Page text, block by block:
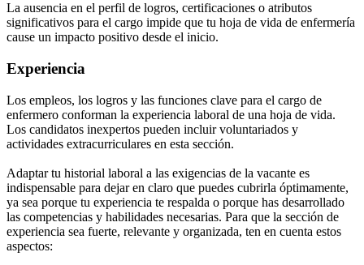
La ausencia en el perfil de logros, certificaciones o atributos
significativos para el cargo impide que tu hoja de vida de enfermería
cause un impacto positivo desde el inicio.
Experiencia
Los empleos, los logros y las funciones clave para el cargo de
enfermero conforman la experiencia laboral de una hoja de vida.
Los candidatos inexpertos pueden incluir voluntariados y
actividades extracurriculares en esta sección.
Adaptar tu historial laboral a las exigencias de la vacante es
indispensable para dejar en claro que puedes cubrirla óptimamente,
ya sea porque tu experiencia te respalda o porque has desarrollado
las competencias y habilidades necesarias. Para que la sección de
experiencia sea fuerte, relevante y organizada, ten en cuenta estos
aspectos: